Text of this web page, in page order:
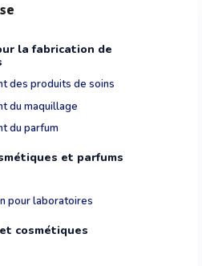
la fabrication de
des produits de soins
du maquillage
du parfum
et parfums
pour laboratoires
cosmétiques